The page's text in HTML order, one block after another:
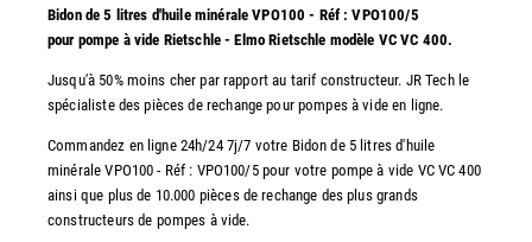
Bidon de 5 litres d'huile minérale VPO100 - Réf : VPO100/5
pour pompe à vide Rietschle - Elmo Rietschle modèle VC VC 400.
Jusqu'à 50% moins cher par rapport au tarif constructeur. JR Tech le
spécialiste des pièces de rechange pour pompes à vide en ligne.
Commandez en ligne 24h/24 7j/7 votre Bidon de 5 litres d'huile
minérale VPO100 - Réf : VPO100/5 pour votre pompe à vide VC VC 400
ainsi que plus de 10.000 pièces de rechange des plus grands
constructeurs de pompes à vide.